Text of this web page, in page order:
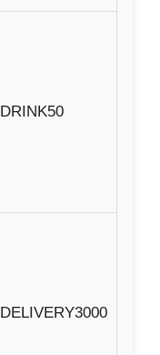
DRINK50
DELIVERY3000